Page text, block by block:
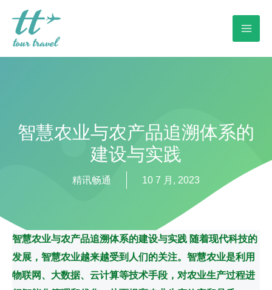
智慧农业与农产品追溯体系的
建设与实践
精讯畅通 10 7 月, 2023
智慧农业与农产品追溯体系的建设与实践 随着现代科技的
发展，智慧农业越来越受到人们的关注。智慧农业是利用
物联网、大数据、云计算等技术手段，对农业生产过程进